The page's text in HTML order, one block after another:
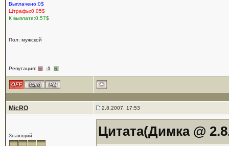
Выплачено:0$
Штрафы:0.05$
К выплате:0.57$
Пол: мужской
Репутация: -1
MicRO 2.8.2007, 17:53
Знающий Цитата(Димка @